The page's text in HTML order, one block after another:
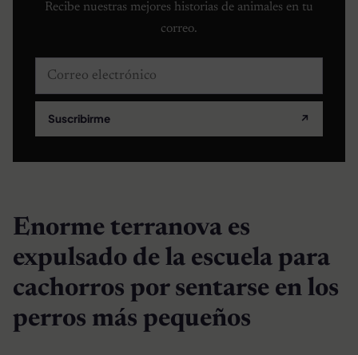
Recibe nuestras mejores historias de animales en tu
correo.
Correo electrónico
Suscribirme ↗
Enorme terranova es
expulsado de la escuela para
cachorros por sentarse en los
perros más pequeños